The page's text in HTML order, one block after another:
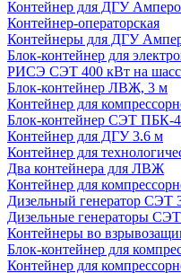
Контейнер для ДГУ
Контейнер-операторская
Контейнеры для ДГУ
Блок-контейнер для
РИСЭ СЭТ 400 кВт на
Блок-контейнер ЛВЖ, 3 м
Контейнер для
Блок-контейнер СЭТ ПБК-4
Контейнер для ДГУ 3.6 м
Контейнер для
Два контейнера для ЛВЖ
Контейнер для
Дизельный генератор СЭТ
Дизельные генераторы
Контейнеры во
Блок-контейнер для
Контейнер для